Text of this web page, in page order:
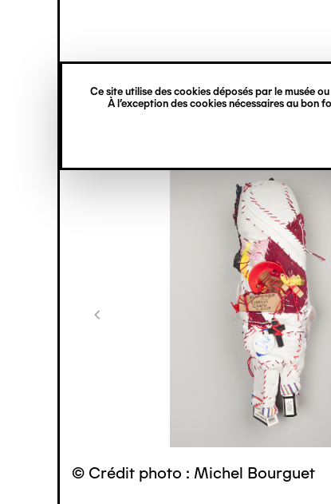
Ce site utilise des cookies déposés par le musée
À l’exception des cookies nécessaires au bon
principal
verticale
© Crédit photo : Michel Bourguet